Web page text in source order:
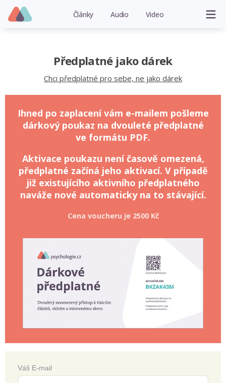
Články Audio Video
Předplatné jako dárek
Chci předplatné pro sebe, ne jako dárek
Ihned po zaplacení vám e-mailem pošleme
dárkový poukaz na dvouleté předplatné
ve formátu PDF.
Aktivace poukazu není časově omezená,
předplatné začíná jeho aktivací. V případě
již existujícího aktivního předplatného
naváže nové automaticky na to stávající.
Cena voucheru je 2500 Kč
Váš E-mail